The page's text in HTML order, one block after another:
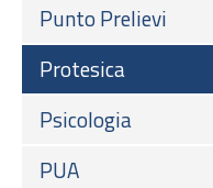
Punto Prelievi
Protesica
Psicologia
PUA